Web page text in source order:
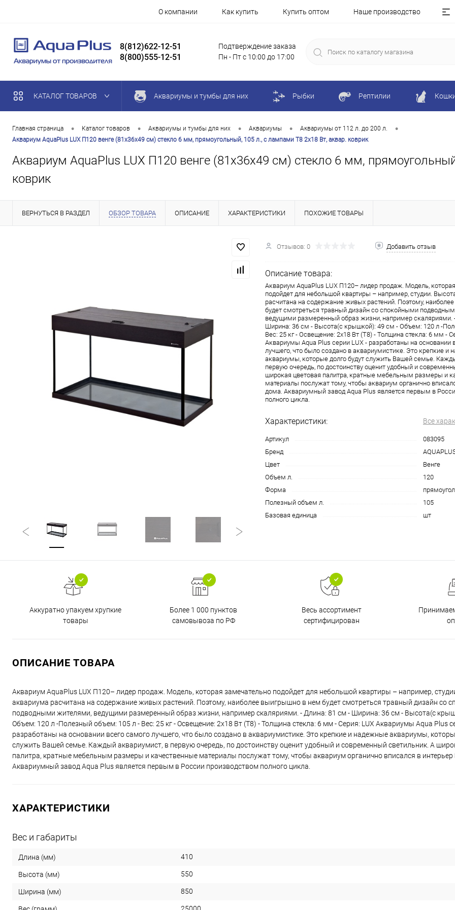
О компании Как купить Купить оптом Наше производство
8(812)622-12-51
8(800)555-12-51
Подтверждение заказа
Пн - Пт с 10:00 до 17:00
КАТАЛОГ ТОВАРОВ Аквариумы и тумбы для них Рыбки Рептилии
Главная страница • Каталог товаров • Аквариумы и тумбы для них • Аквариумы • Аквариумы от 112 л. до 200 л. •
Аквариум AquaPlus LUX П120 венге (81х36х49 см) стекло 6 мм, прямоугольный, 105 л., с лампами Т8 2х18 Вт, аквар. коврик
Аквариум AquaPlus LUX П120 венге (81х36х49 см) стекло 6 мм,
коврик
ВЕРНУТЬСЯ В РАЗДЕЛ ОБЗОР ТОВАРА ОПИСАНИЕ ХАРАКТЕРИСТИКИ ПОХОЖИЕ ТОВАРЫ
Отзывов: 0 Добавить отзыв
Описание товара:
Аквариум AquaPlus LUX П120– лидер продаж. Модель,
подойдет для небольшой квартиры – например, студии.
расчитана на содержание живых растений. Поэтому,
будет смотреться травный дизайн со спокойными
ведущими размеренный образ жизни, например скаляриями.
Ширина: 36 см - Высота(с крышкой): 49 см - Объем: 120 л -
Вес: 25 кг - Освещение: 2х18 Вт (Т8) - Толщина стекла: 6 мм -
Аквариумы Aqua Plus серии LUX - разработаны на основании
лучшего, что было создано в аквариумистике. Это крепкие и
аквариумы, которые долго будут служить Вашей семье.
первую очередь, по достоинству оценит удобный и
широкая цветовая палитра, кратные мебельным размеры и
материалы послужат тому, чтобы аквариум органично
дома. Аквариумный завод Aqua Plus является первым в
полного цикла.
Характеристики: Все
Артикул
083095
Бренд
Цвет
Венге
Объем л.
120
Форма
Полезный объем л.
105
Базовая единица
шт
Аккуратно упакуем хрупкие
товары
Более 1 000 пунктов
самовывоза по РФ
Весь ассортимент
сертифицирован
ОПИСАНИЕ ТОВАРА
Аквариум AquaPlus LUX П120– лидер продаж. Модель, которая замечательно подойдет для небольшой квартиры – например,
аквариума расчитана на содержание живых растений. Поэтому, наиболее выигрышно в нем будет смотреться травный дизайн со
подводными жителями, ведущими размеренный образ жизни, например скаляриями. - Длина: 81 см - Ширина: 36 см - Высота(с
Объем: 120 л -Полезный объем: 105 л - Вес: 25 кг - Освещение: 2х18 Вт (Т8) - Толщина стекла: 6 мм - Серия: LUX Аквариумы Aqua Plus
разработаны на основании всего самого лучшего, что было создано в аквариумистике. Это крепкие и надежные аквариумы,
служить Вашей семье. Каждый аквариумист, в первую очередь, по достоинству оценит удобный и современный светильник. А
палитра, кратные мебельным размеры и качественные материалы послужат тому, чтобы аквариум органично вписался в интерьер
Аквариумный завод Aqua Plus является первым в России производством полного цикла.
ХАРАКТЕРИСТИКИ
Вес и габариты
Длина (мм) 410
Высота (мм) 550
Ширина (мм) 850